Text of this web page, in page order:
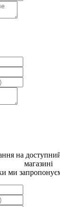
на
магазині
ми